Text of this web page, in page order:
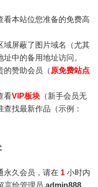
看本站位您准备的免费高
域屏蔽了图片域名（尤其
中的备用地址访问。
的赞助会员（ 原免费站点
看VIP板块 （新手会员无
找最新作品（示例：
永久会员，请在 1 小时内
言给管理员 admin888